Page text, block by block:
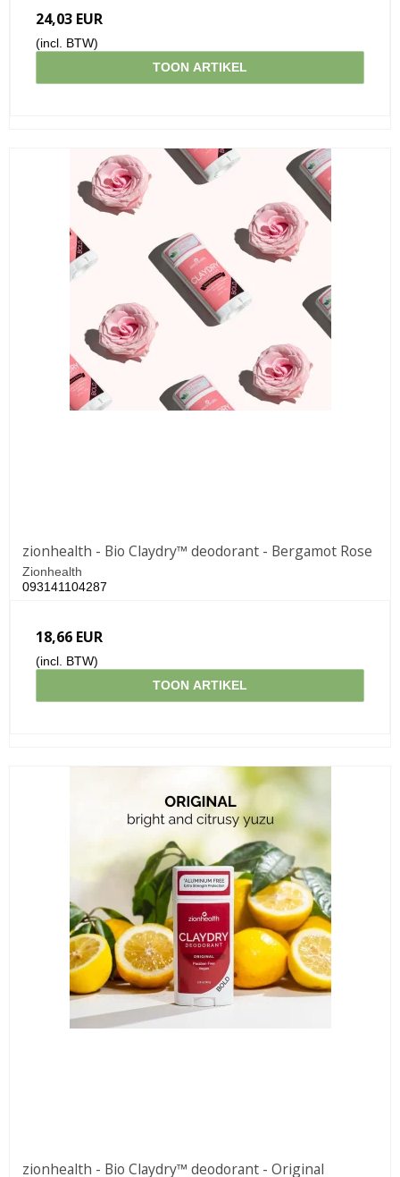
24,03 EUR
(incl. BTW)
TOON ARTIKEL
zionhealth - Bio Claydry™ deodorant - Bergamot Rose
Zionhealth
093141104287
18,66 EUR
(incl. BTW)
TOON ARTIKEL
zionhealth - Bio Claydry™ deodorant - Original